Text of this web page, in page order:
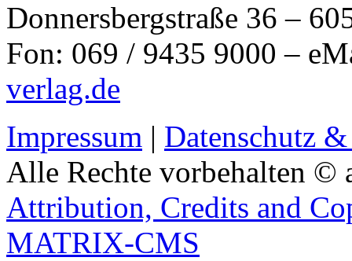
Donnersbergstraße 36 –
Fon: 069 / 9435 9000 –
verlag.de
Impressum | Datenschutz
Alle Rechte vorbehalten ©
Attribution, Credits and
MATRIX-CMS